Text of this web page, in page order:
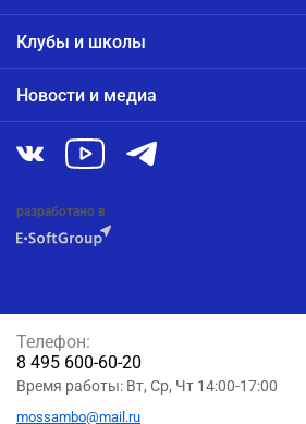
Клубы и школы
Новости и медиа
разработано в
Телефон:
8 495 600-60-20
Время работы: Вт, Ср, Чт 14:00-17:00
mossambo@mail.ru